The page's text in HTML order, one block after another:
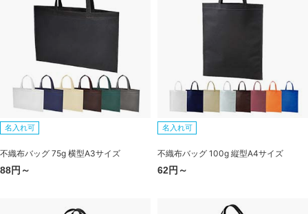
名入れ可
不織布バッグ 75g 横型A3サイズ
88円～
名入れ可
不織布バッグ 100g 縦型A4サイズ
62円～